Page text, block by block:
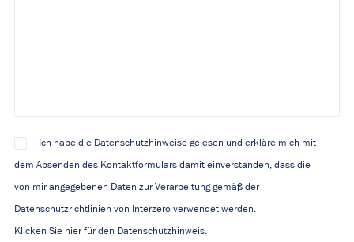
Ich habe die Datenschutzhinweise gelesen und erkläre mich mit
dem Absenden des Kontaktformulars damit einverstanden, dass die
von mir angegebenen Daten zur Verarbeitung gemäß der
Datenschutzrichtlinien von Interzero verwendet werden.
Klicken Sie hier für den Datenschutzhinweis.